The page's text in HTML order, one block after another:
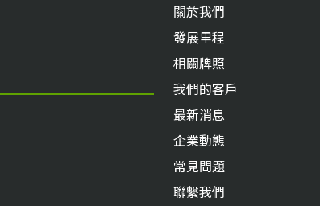
關於我們
發展里程
相關牌照
我們的客戶
最新消息
企業動態
常見問題
聯繫我們